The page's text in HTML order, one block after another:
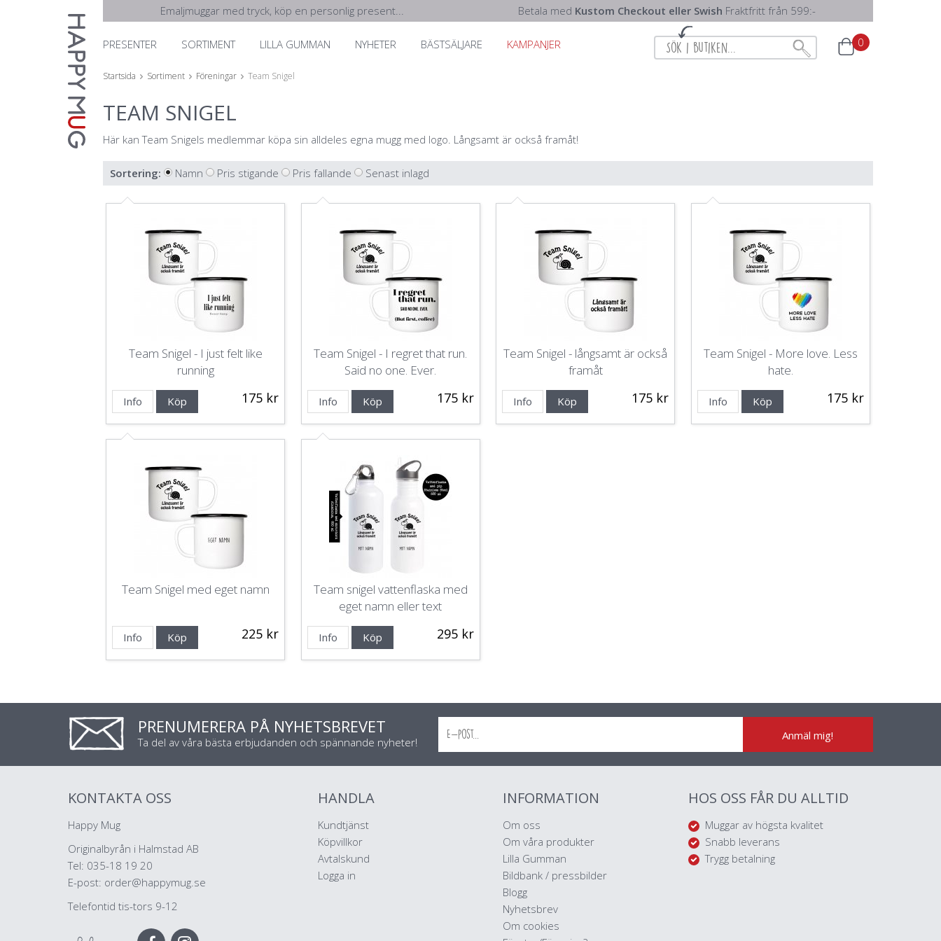
Emaljmuggar med tryck, köp en personlig present... Betala med Kustom Checkout eller Swish Fraktfritt från 599:-
PRESENTER SORTIMENT LILLA GUMMAN NYHETER BÄSTSÄLJARE KAMPANJER 0
Startsida Sortiment Föreningar Team Snigel
TEAM SNIGEL
Här kan Team Snigels medlemmar köpa sin alldeles egna mugg med logo. Långsamt är också framåt!
Sortering: Namn Pris stigande Pris fallande Senast inlagd
Team Snigel - I just felt like
running
175 kr
Info Köp
Team Snigel - I regret that run.
Said no one. Ever.
175 kr
Info Köp
Team Snigel - långsamt är också
framåt
175 kr
Info Köp
Team Snigel - More love. Less
hate.
175 kr
Info Köp
Team Snigel med eget namn
225 kr
Info Köp
Team snigel vattenflaska med
eget namn eller text
295 kr
Info Köp
PRENUMERERA PÅ NYHETSBREVET
Ta del av våra bästa erbjudanden och spännande nyheter! Anmäl mig!
KONTAKTA OSS
Happy Mug
Originalbyrån i Halmstad AB
Tel: 035-18 19 20
E-post: order@happymug.se
Telefontid tis-tors 9-12
HANDLA
Kundtjänst
Köpvillkor
Avtalskund
Logga in
INFORMATION
Om oss
Om våra produkter
Lilla Gumman
Bildbank / pressbilder
Blogg
Nyhetsbrev
Om cookies
HOS OSS FÅR DU ALLTID
Muggar av högsta kvalitet
Snabb leverans
Trygg betalning